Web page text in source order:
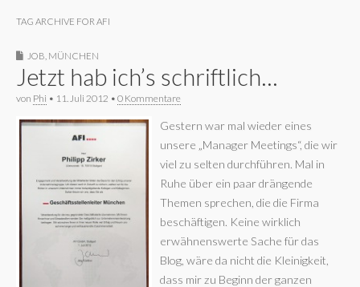
TAG ARCHIVE FOR AFI
JOB MÜNCHEN
Jetzt hab ich’s schriftlich…
von Phi • 11. Juli 2012 • 0 Kommentare
Gestern war mal wieder eines
unsere „Manager Meetings“, die wir
viel zu selten durchführen. Mal in
Ruhe über ein paar drängende
Themen sprechen, die die Firma
beschäftigen. Keine wirklich
erwähnenswerte Sache für das
Blog, wäre da nicht die Kleinigkeit,
dass mir zu Beginn der ganzen